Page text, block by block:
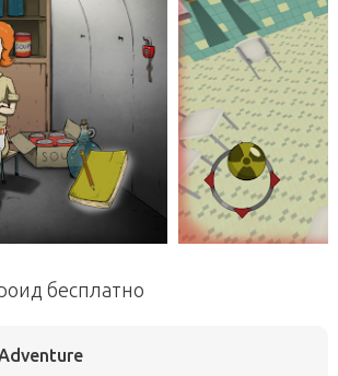
бесплатно